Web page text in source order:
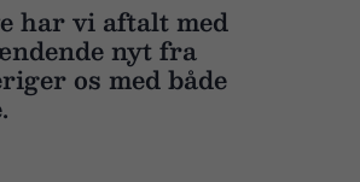
har vi aftalt med
nyt fra
os med både